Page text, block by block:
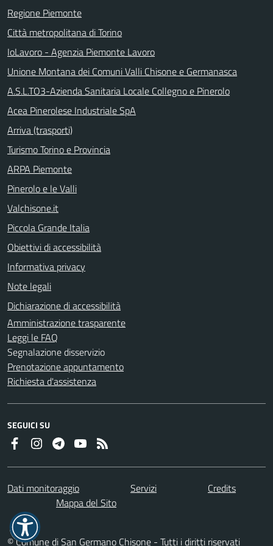
Regione Piemonte
Città metropolitana di Torino
IoLavoro - Agenzia Piemonte Lavoro
Unione Montana dei Comuni Valli Chisone e Germanasca
A.S.L.TO3-Azienda Sanitaria Locale Collegno e Pinerolo
Acea Pinerolese Industriale SpA
Arriva (trasporti)
Turismo Torino e Provincia
ARPA Piemonte
Pinerolo e le Valli
Valchisone.it
Piccola Grande Italia
Obiettivi di accessibilità
Informativa privacy
Note legali
Dichiarazione di accessibilità
Amministrazione trasparente
Leggi le FAQ
Segnalazione disservizio
Prenotazione appuntamento
Richiesta d'assistenza
SEGUICI SU
Dati monitoraggio Servizi
Credits
Mappa del Sito
© Comune di San Germano Chisone - Tutti i diritti riservati